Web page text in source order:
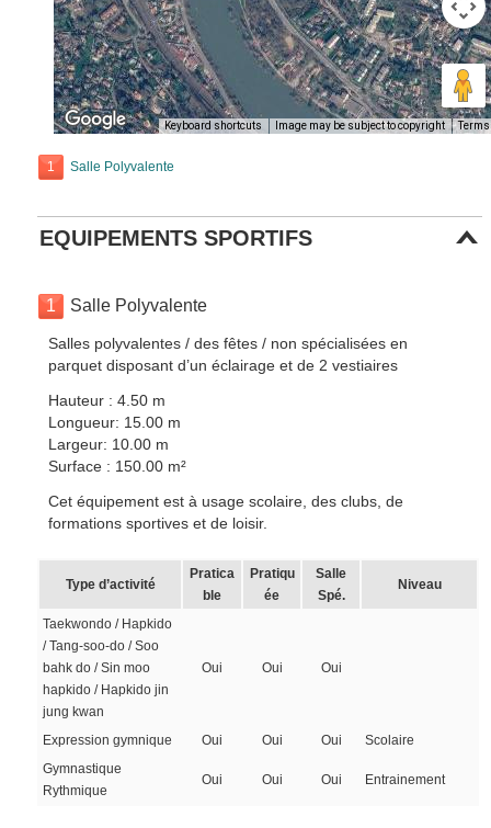
Keyboard shortcuts Image may be subject to copyright Terms
1 Salle Polyvalente
EQUIPEMENTS SPORTIFS
1 Salle Polyvalente
Salles polyvalentes / des fêtes / non spécialisées en
parquet disposant d’un éclairage et de 2 vestiaires
Hauteur : 4.50 m
Longueur: 15.00 m
Largeur: 10.00 m
Surface : 150.00 m²
Cet équipement est à usage scolaire, des clubs, de
formations sportives et de loisir.
Type d’activité
Pratica
ble
Pratiqu
ée
Salle
Spé.
Niveau
Taekwondo / Hapkido
/ Tang-soo-do / Soo
bahk do / Sin moo
hapkido / Hapkido jin
jung kwan
Oui Oui Oui
Expression gymnique Oui Oui Oui
Scolaire
Gymnastique
Rythmique
Oui Oui Oui Entrainement